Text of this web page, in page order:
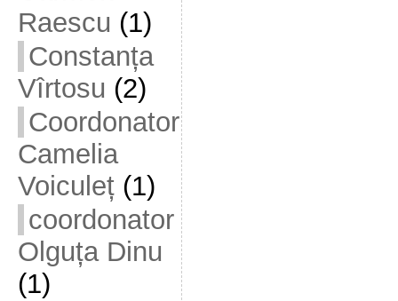
Raescu (1)
Constanța
Vîrtosu (2)
Coordonator
Camelia
Voiculeț(1)
coordonator
Olguța Dinu
(1)